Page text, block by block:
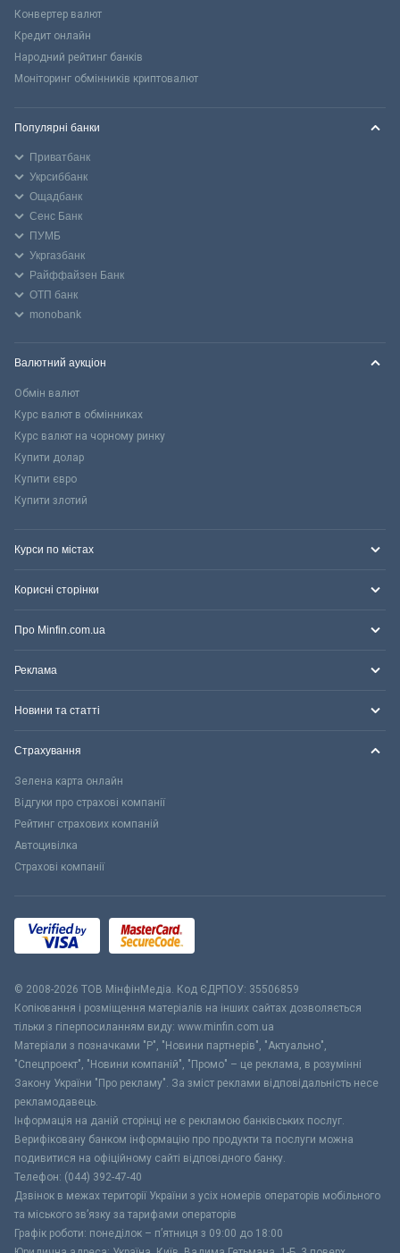
Конвертер валют
Кредит онлайн
Народний рейтинг банків
Моніторинг обмінників криптовалют
Популярні банки
Приватбанк
Укрсиббанк
Ощадбанк
Сенс Банк
ПУМБ
Укргазбанк
Райффайзен Банк
ОТП банк
monobank
Валютний аукціон
Обмін валют
Курс валют в обмінниках
Курс валют на чорному ринку
Купити долар
Купити євро
Купити злотий
Курси по містах
Корисні сторінки
Про Minfin.com.ua
Реклама
Новини та статті
Страхування
Зелена карта онлайн
Відгуки про страхові компанії
Рейтинг страхових компаній
Автоцивілка
Страхові компанії
© 2008-2026 ТОВ МiнфiнМедiа. Код ЄДРПОУ: 35506859
Копіювання і розміщення матеріалів на інших сайтах дозволяється
тільки з гіперпосиланням виду: www.minfin.com.ua
Матеріали з позначками "Р", "Новини партнерів", "Актуально",
"Спецпроект", "Новини компаній", "Промо" – це реклама, в розумінні
Закону України "Про рекламу". За зміст реклами відповідальність несе
рекламодавець.
Інформація на даній сторінці не є рекламою банківських послуг.
Верифіковану банком інформацію про продукти та послуги можна
подивитися на офіційному сайті відповідного банку.
Телефон: (044) 392-47-40
Дзвінок в межах території України з усіх номерів операторів мобільного
та міського зв’язку за тарифами операторів
Графік роботи: понеділок – п’ятниця з 09:00 до 18:00